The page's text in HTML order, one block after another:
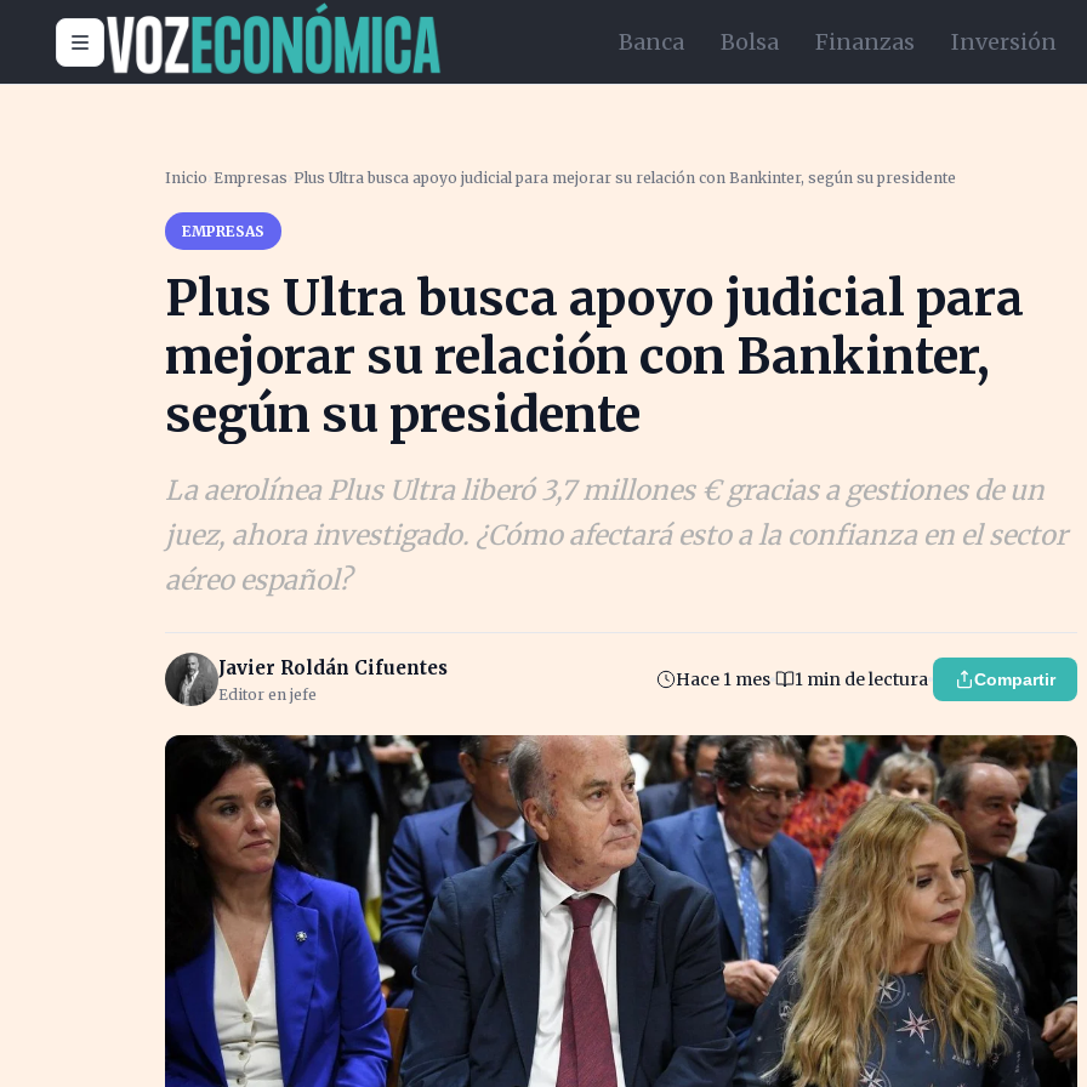
Banca Bolsa Finanzas Inversión
Inicio ›Empresas ›Plus Ultra busca apoyo judicial para mejorar su relación con Bankinter, según su presidente
EMPRESAS
Plus Ultra busca apoyo judicial para
mejorar su relación con Bankinter,
según su presidente
La aerolínea Plus Ultra liberó 3,7 millones € gracias a gestiones de un
juez, ahora investigado. ¿Cómo afectará esto a la confianza en el sector
aéreo español?
Javier Roldán Cifuentes
Editor en jefe
Hace 1 mes 1 min de lectura Compartir